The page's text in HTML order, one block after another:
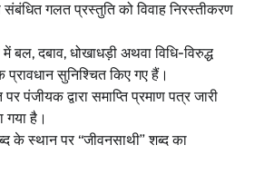
गलत प्रस्तुति को विवाह निरस्तीकरण
बल, दबाव, धोखाधड़ी अथवा विधि-विरुद्ध
सुनिश्चित किए गए हैं।
पंजीयक द्वारा समाप्ति प्रमाण पत्र जारी
गया है।
के स्थान पर ‘‘जीवनसाथी’’ शब्द का